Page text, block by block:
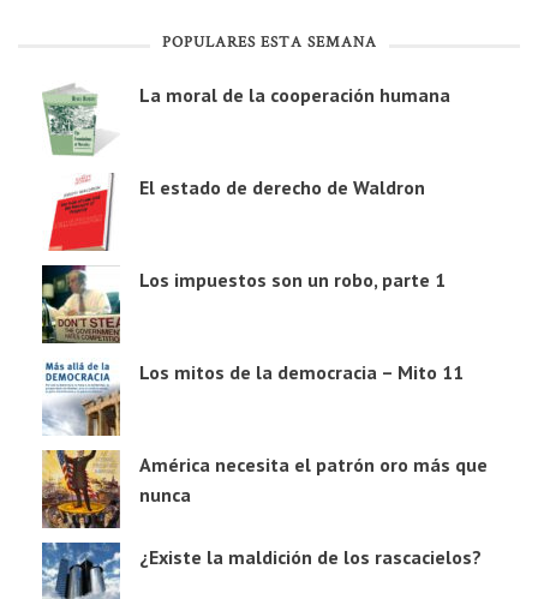
POPULARES ESTA SEMANA
La moral de la cooperación humana
El estado de derecho de Waldron
Los impuestos son un robo, parte 1
Los mitos de la democracia – Mito 11
América necesita el patrón oro más que
nunca
¿Existe la maldición de los rascacielos?